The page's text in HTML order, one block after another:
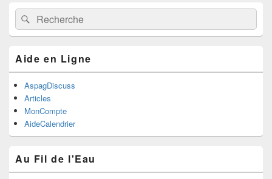
Recherche :Rechercher
Aide en Ligne
AspagDiscuss
Articles
MonCompte
AideCalendrier
Au Fil de l'Eau